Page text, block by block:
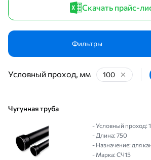
Скачать прайс-
Фильтры
Условный проход, мм 100
Чугунная труба
- Условный проход:
- Длина: 750
- Назначение: для
- Марка: СЧ15